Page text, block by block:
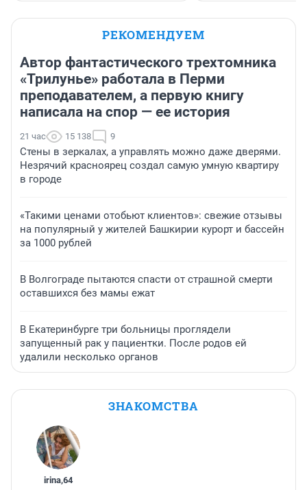
РЕКОМЕНДУЕМ
Автор фантастического трехтомника
«Трилунье» работала в Перми
преподавателем, а первую книгу
написала на спор — ее история
21 час 15 138 9
Стены в зеркалах, а управлять можно даже дверями.
Незрячий красноярец создал самую умную квартиру
в городе
«Такими ценами отобьют клиентов»: свежие отзывы
на популярный у жителей Башкирии курорт и бассейн
за 1000 рублей
В Волгограде пытаются спасти от страшной смерти
оставшихся без мамы ежат
В Екатеринбурге три больницы проглядели
запущенный рак у пациентки. После родов ей
удалили несколько органов
ЗНАКОМСТВА
irina,64